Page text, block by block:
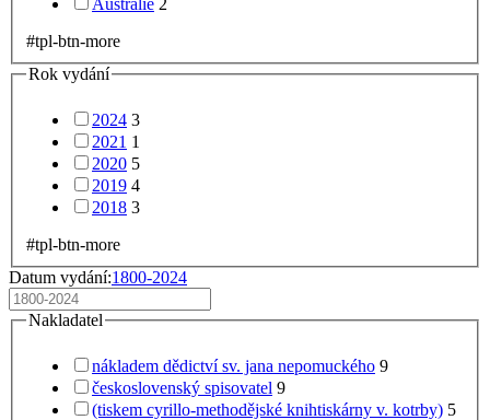
Austrálie 2
#tpl-btn-more
Rok vydání
2024 3
2021 1
2020 5
2019 4
2018 3
#tpl-btn-more
Datum vydání:1800-2024
Nakladatel
nákladem dědictví sv. jana nepomuckého 9
československý spisovatel 9
(tiskem cyrillo-methodějské knihtiskárny v. kotrby) 5